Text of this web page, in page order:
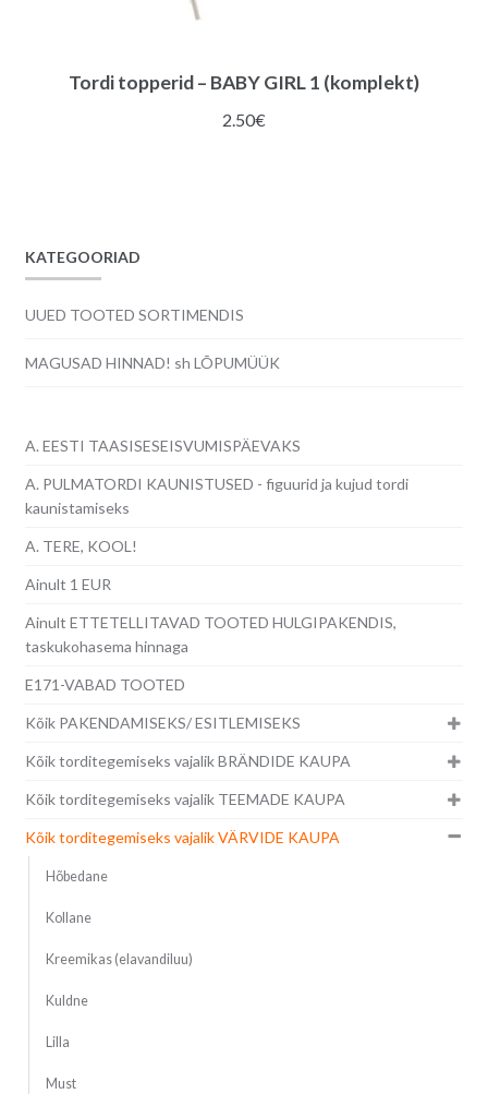
Tordi topperid – BABY GIRL 1 (komplekt)
2.50€
KATEGOORIAD
UUED TOOTED SORTIMENDIS
MAGUSAD HINNAD! sh LÕPUMÜÜK
A. EESTI TAASISESEISVUMISPÄEVAKS
A. PULMATORDI KAUNISTUSED - figuurid ja kujud tordi
kaunistamiseks
A. TERE, KOOL!
Ainult 1 EUR
Ainult ETTETELLITAVAD TOOTED HULGIPAKENDIS,
taskukohasema hinnaga
E171-VABAD TOOTED
Kõik PAKENDAMISEKS/ ESITLEMISEKS
Kõik torditegemiseks vajalik BRÄNDIDE KAUPA
Kõik torditegemiseks vajalik TEEMADE KAUPA
Kõik torditegemiseks vajalik VÄRVIDE KAUPA
Hõbedane
Kollane
Kreemikas (elavandiluu)
Kuldne
Lilla
Must